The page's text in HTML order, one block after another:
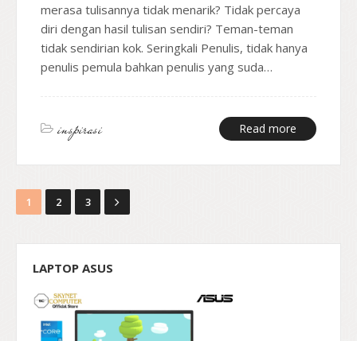
merasa tulisannya tidak menarik? Tidak percaya
diri dengan hasil tulisan sendiri? Teman-teman
tidak sendirian kok. Seringkali Penulis, tidak hanya
penulis pemula bahkan penulis yang suda…
inspirasi Read more
1 2 3
LAPTOP ASUS